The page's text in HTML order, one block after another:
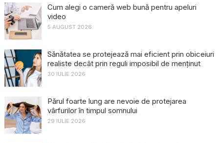
Cum alegi o cameră web bună pentru apeluri
video
5 AUGUST 2026
Sănătatea se protejează mai eficient prin obiceiuri
realiste decât prin reguli imposibil de menținut
30 IULIE 2026
Părul foarte lung are nevoie de protejarea
vârfurilor în timpul somnului
29 IULIE 2026